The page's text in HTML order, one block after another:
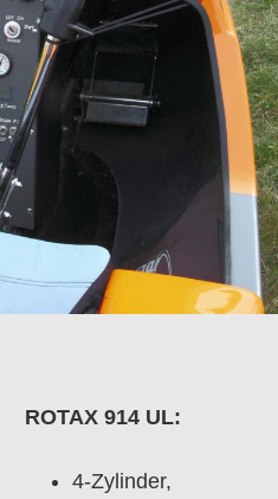
ROTAX 914 UL:
4-Zylinder,